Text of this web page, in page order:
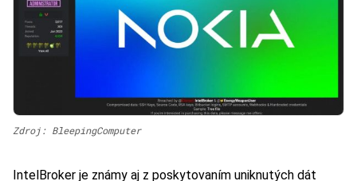
Zdroj: BleepingComputer
IntelBroker je známy aj z poskytovaním uniknutých dát